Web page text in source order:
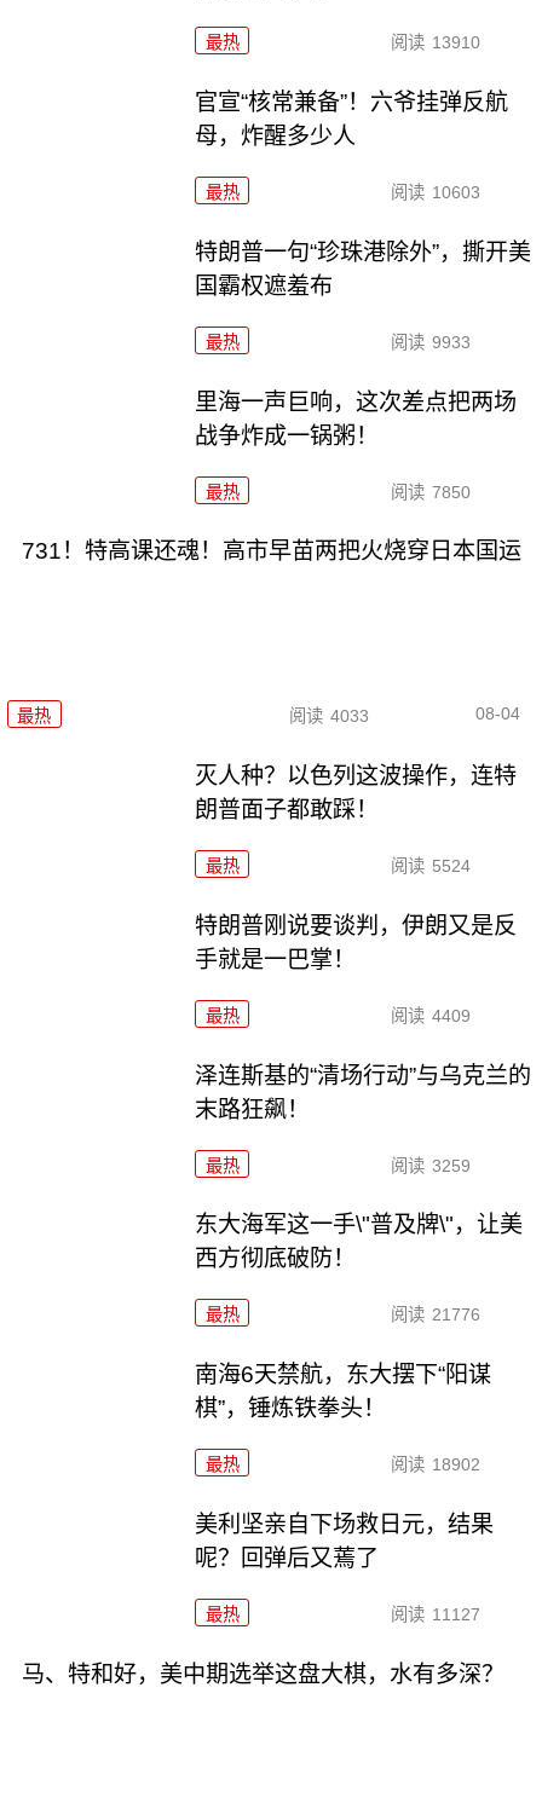
最热 阅读 13910
官宣“核常兼备”！六爷挂弹反航
母，炸醒多少人
最热 阅读 10603
特朗普一句“珍珠港除外”，撕开美
国霸权遮羞布
最热 阅读 9933
里海一声巨响，这次差点把两场
战争炸成一锅粥！
最热 阅读 7850
731！特高课还魂！高市早苗两把火烧穿日本国运
最热 阅读 4033 08-04
灭人种？以色列这波操作，连特
朗普面子都敢踩！
最热 阅读 5524
特朗普刚说要谈判，伊朗又是反
手就是一巴掌！
最热 阅读 4409
泽连斯基的“清场行动”与乌克兰的
末路狂飙！
最热 阅读 3259
东大海军这一手\"普及牌\"，让美
西方彻底破防！
最热 阅读 21776
南海6天禁航，东大摆下“阳谋
棋”，锤炼铁拳头！
最热 阅读 18902
美利坚亲自下场救日元，结果
呢？回弹后又蔫了
最热 阅读 11127
马、特和好，美中期选举这盘大棋，水有多深？